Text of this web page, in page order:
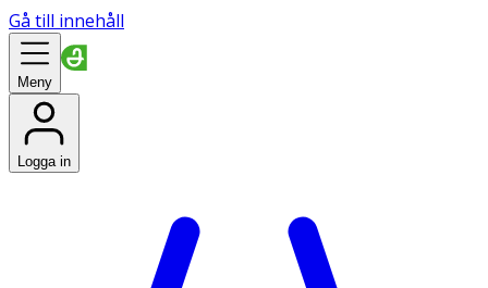
Gå till innehåll
Meny
Logga in